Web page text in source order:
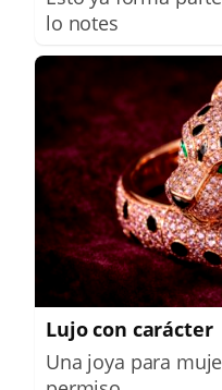
lo notes
Lujo con carácter
Una joya para